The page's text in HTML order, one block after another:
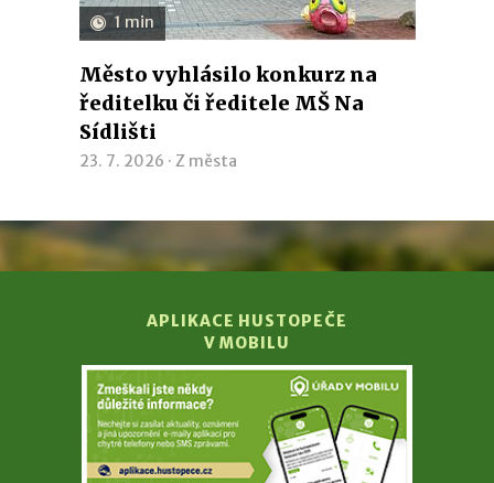
1 min
Město vyhlásilo konkurz na
ředitelku či ředitele MŠ Na
Sídlišti
23. 7. 2026 · Z města
APLIKACE HUSTOPEČE
V MOBILU